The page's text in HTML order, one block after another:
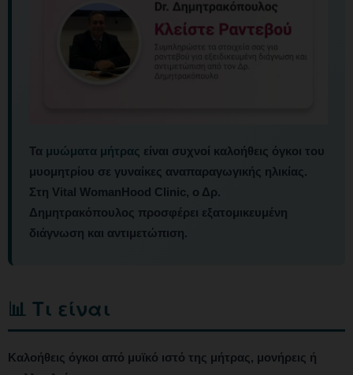
Τα μυώματα μήτρας είναι συχνοί καλοήθεις όγκοι του
μυομητρίου σε γυναίκες αναπαραγωγικής ηλικίας.
Στη Vital WomanHood Clinic, ο Δρ.
Δημητρακόπουλος προσφέρει εξατομικευμένη
διάγνωση και αντιμετώπιση.
📊 Τι είναι
Καλοήθεις όγκοι από μυϊκό ιστό της μήτρας, μονήρεις ή